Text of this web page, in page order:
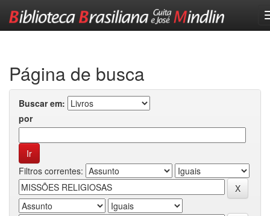
Página de busca
Buscar em:
por
Filtros correntes: